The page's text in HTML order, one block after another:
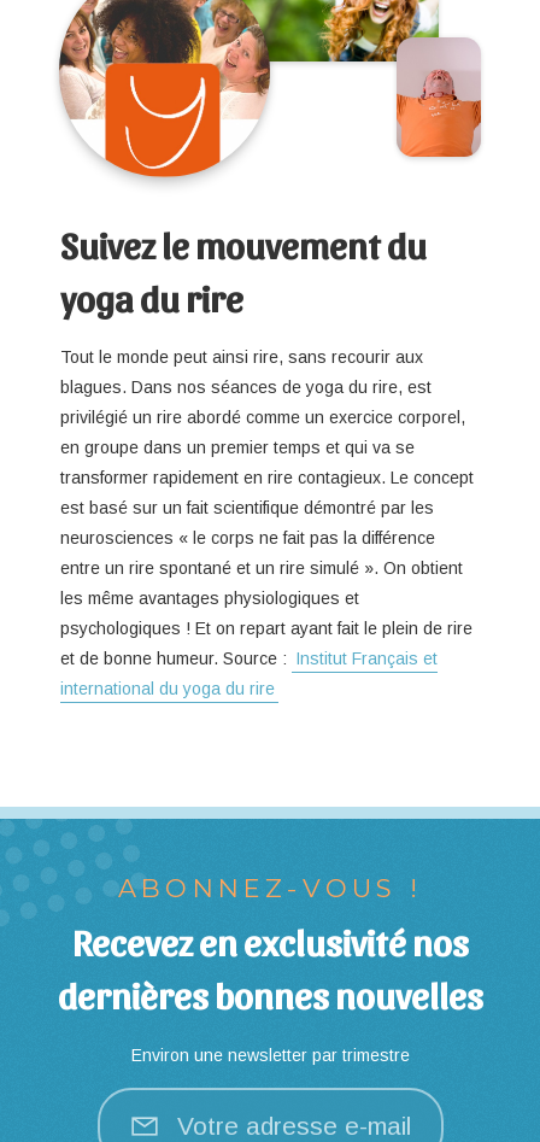
Suivez le mouvement du
yoga du rire
Tout le monde peut ainsi rire, sans recourir aux
blagues. Dans nos séances de yoga du rire, est
privilégié un rire abordé comme un exercice corporel,
en groupe dans un premier temps et qui va se
transformer rapidement en rire contagieux. Le concept
est basé sur un fait scientifique démontré par les
neurosciences « le corps ne fait pas la différence
entre un rire spontané et un rire simulé ». On obtient
les même avantages physiologiques et
psychologiques ! Et on repart ayant fait le plein de rire
et de bonne humeur. Source : Institut Français et
international du yoga du rire
ABONNEZ-VOUS !
Recevez en exclusivité nos
dernières bonnes nouvelles
Environ une newsletter par trimestre
Votre adresse e-mail